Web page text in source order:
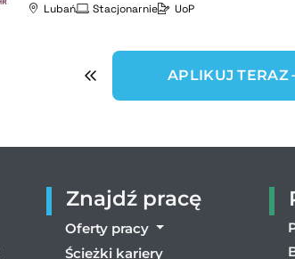
Lubań Stacjonarnie UoP
APLIKUJ TERAZ
Znajdź pracę
Oferty pracy
Ścieżki kariery